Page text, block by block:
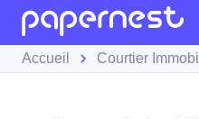
Accueil Courtier